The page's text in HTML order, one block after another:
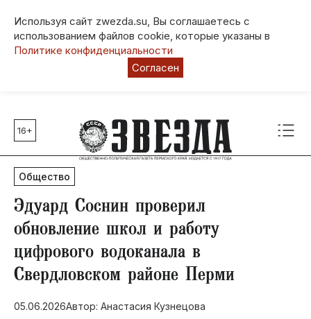
Используя сайт zwezda.su, Вы соглашаетесь с
использованием файлов cookie, которые указаны в
Политике конфиденциальности
Согласен
Главные темы
80 лет Победы
Молодежная столица РФ
СВО
Выборы в Пермском крае
Инфраструктура
Благоустройство
16+
Общество
​Эдуард Соснин проверил
обновление школ и работу
цифрового водоканала в
Свердловском районе Перми
05.06.2026Автор: Анастасия Кузнецова